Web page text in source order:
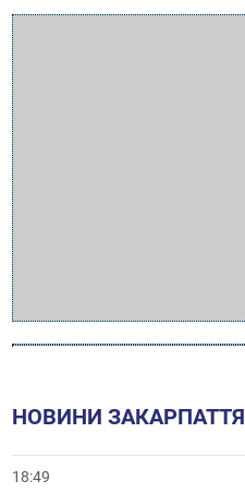
НОВИНИ ЗАКАРПАТТЯ
18:49